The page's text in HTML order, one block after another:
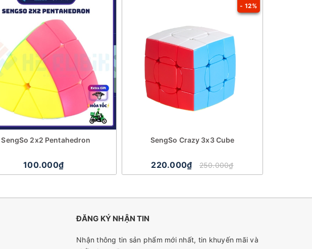
SengSo 2x2 Pentahedron
100.000₫
- 12%
SengSo Crazy 3x3 Cube
220.000₫ 250.000₫
ĐĂNG KÝ NHẬN TIN
Nhận thông tin sản phẩm mới nhất, tin khuyến mãi và